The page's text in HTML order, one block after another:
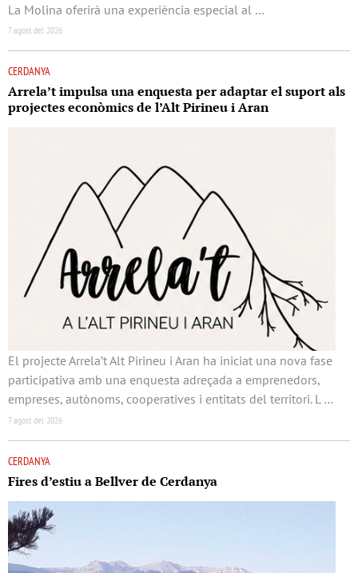
La Molina oferirà una experiència especial al …
7 agost del 2026
CERDANYA
Arrela’t impulsa una enquesta per adaptar el suport als
projectes econòmics de l’Alt Pirineu i Aran
El projecte Arrela’t Alt Pirineu i Aran ha iniciat una nova fase
participativa amb una enquesta adreçada a emprenedors,
empreses, autònoms, cooperatives i entitats del territori. L …
7 agost del 2026
CERDANYA
Fires d’estiu a Bellver de Cerdanya